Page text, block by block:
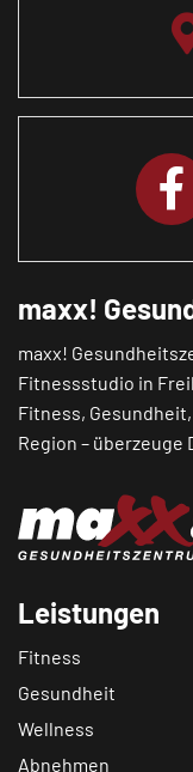
maxx!
maxx!
Fitnessstudio in
Fitness,
Region – überzeuge
Leistungen
Fitness
Gesundheit
Wellness
Abnehmen